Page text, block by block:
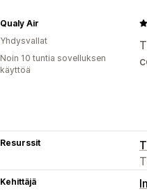
Qualy Air
Yhdysvallat
Noin 10 tuntia sovelluksen
käyttöä
Resurssit
Kehittäjä